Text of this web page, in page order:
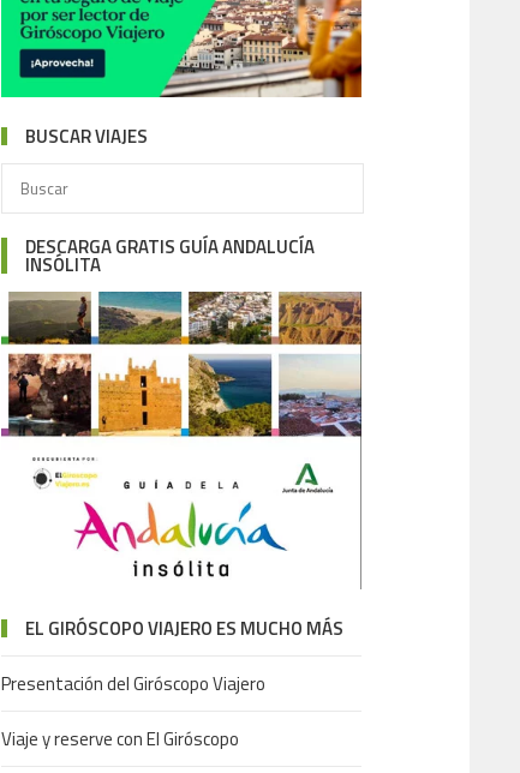
BUSCAR VIAJES
DESCARGA GRATIS GUÍA ANDALUCÍA
INSÓLITA
EL GIRÓSCOPO VIAJERO ES MUCHO MÁS
Presentación del Giróscopo Viajero
Viaje y reserve con El Giróscopo